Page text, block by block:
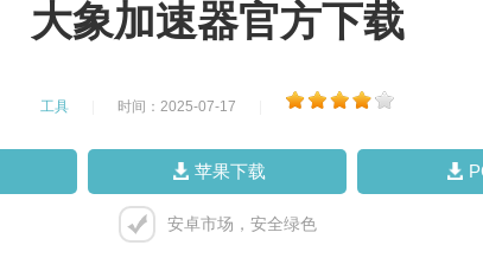
大象加速器官方下载
工具 时间：2025-07-17
苹果下载
安卓市场，安全绿色